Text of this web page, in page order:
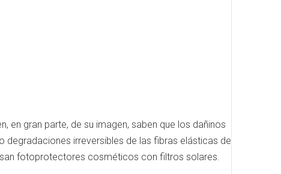
en gran parte, de su imagen, saben que los dañinos
degradaciones irreversibles de las fibras elásticas de
fotoprotectores cosméticos con filtros solares.